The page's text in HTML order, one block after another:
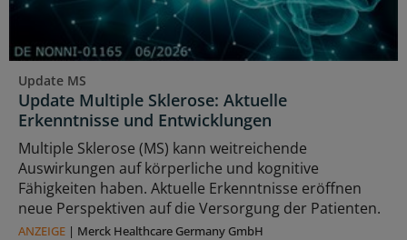
Update MS
Update Multiple Sklerose: Aktuelle
Erkenntnisse und Entwicklungen
Multiple Sklerose (MS) kann weitreichende
Auswirkungen auf körperliche und kognitive
Fähigkeiten haben. Aktuelle Erkenntnisse eröffnen
neue Perspektiven auf die Versorgung der Patienten.
ANZEIGE | Merck Healthcare Germany GmbH